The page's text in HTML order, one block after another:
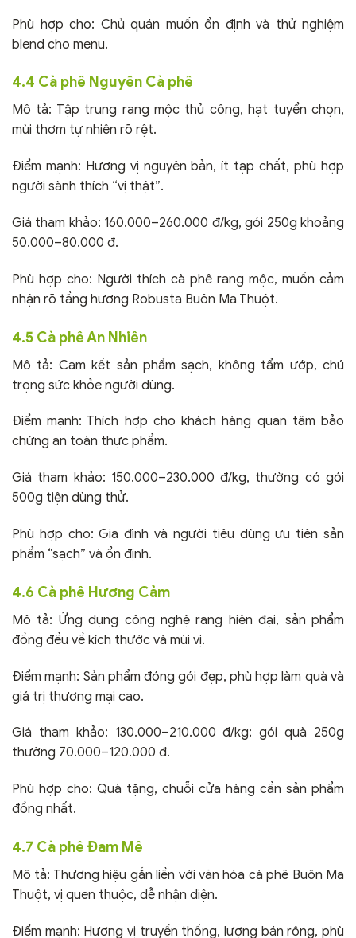
Phù hợp cho: Chủ quán muốn ổn định và thử nghiệm
blend cho menu.
4.4 Cà phê Nguyên Cà phê
Mô tả: Tập trung rang mộc thủ công, hạt tuyển chọn,
mùi thơm tự nhiên rõ rệt.
Điểm mạnh: Hương vị nguyên bản, ít tạp chất, phù hợp
người sành thích “vị thật”.
Giá tham khảo: 160.000–260.000 đ/kg, gói 250g khoảng
50.000–80.000 đ.
Phù hợp cho: Người thích cà phê rang mộc, muốn cảm
nhận rõ tầng hương Robusta Buôn Ma Thuột.
4.5 Cà phê An Nhiên
Mô tả: Cam kết sản phẩm sạch, không tẩm ướp, chú
trọng sức khỏe người dùng.
Điểm mạnh: Thích hợp cho khách hàng quan tâm bảo
chứng an toàn thực phẩm.
Giá tham khảo: 150.000–230.000 đ/kg, thường có gói
500g tiện dùng thử.
Phù hợp cho: Gia đình và người tiêu dùng ưu tiên sản
phẩm “sạch” và ổn định.
4.6 Cà phê Hương Cảm
Mô tả: Ứng dụng công nghệ rang hiện đại, sản phẩm
đồng đều về kích thước và mùi vị.
Điểm mạnh: Sản phẩm đóng gói đẹp, phù hợp làm quà và
giá trị thương mại cao.
Giá tham khảo: 130.000–210.000 đ/kg; gói quà 250g
thường 70.000–120.000 đ.
Phù hợp cho: Quà tặng, chuỗi cửa hàng cần sản phẩm
đồng nhất.
4.7 Cà phê Đam Mê
Mô tả: Thương hiệu gắn liền với văn hóa cà phê Buôn Ma
Thuột, vị quen thuộc, dễ nhận diện.
Điểm mạnh: Hương vị truyền thống, lượng bán rộng, phù